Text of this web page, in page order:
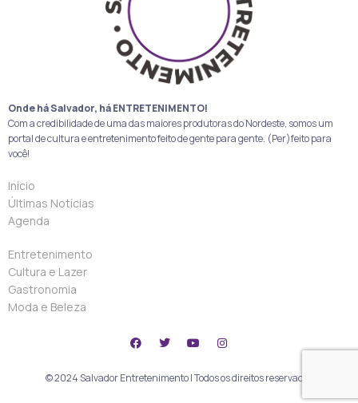
Onde há Salvador, há ENTRETENIMENTO!
Com a credibilidade de uma das maiores produtoras do Nordeste, somos um
portal de cultura e entretenimento feito de gente para gente. (Per)feito para
você!
Início
Últimas Notícias
Agenda
Entretenimento
Cultura e Lazer
Gastronomia
Moda e Beleza
© 2024 Salvador Entretenimento | Todos os direitos reservados